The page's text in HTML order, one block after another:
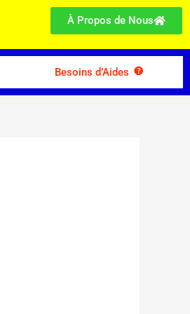
À Propos de Nous
Besoins d’Aides